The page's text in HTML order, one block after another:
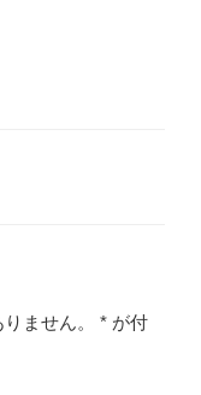
ません。 * が付